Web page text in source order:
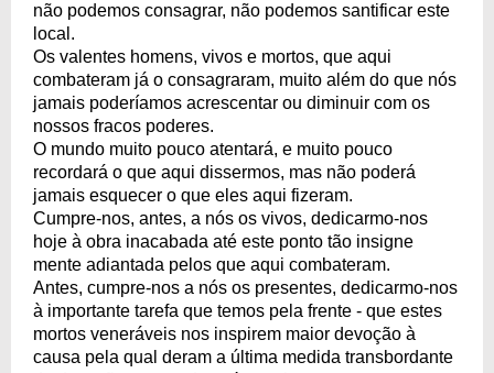
não podemos consagrar, não podemos santificar este
local.
Os valentes homens, vivos e mortos, que aqui
combateram já o consagraram, muito além do que nós
jamais poderíamos acrescentar ou diminuir com os
nossos fracos poderes.
O mundo muito pouco atentará, e muito pouco
recordará o que aqui dissermos, mas não poderá
jamais esquecer o que eles aqui fizeram.
Cumpre-nos, antes, a nós os vivos, dedicarmo-nos
hoje à obra inacabada até este ponto tão insigne
mente adiantada pelos que aqui combateram.
Antes, cumpre-nos a nós os presentes, dedicarmo-nos
à importante tarefa que temos pela frente - que estes
mortos veneráveis nos inspirem maior devoção à
causa pela qual deram a última medida transbordante